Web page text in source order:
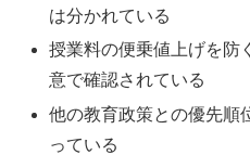
は分かれている
授業料の便乗値上げを防
意で確認されている
他の教育政策との優先順
っている